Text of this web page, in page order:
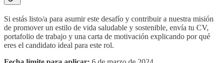
Si estás listo/a para asumir este desafío y contribuir a nuestra misión
de promover un estilo de vida saludable y sostenible, envía tu CV,
portafolio de trabajo y una carta de motivación explicando por qué
eres el candidato ideal para este rol.